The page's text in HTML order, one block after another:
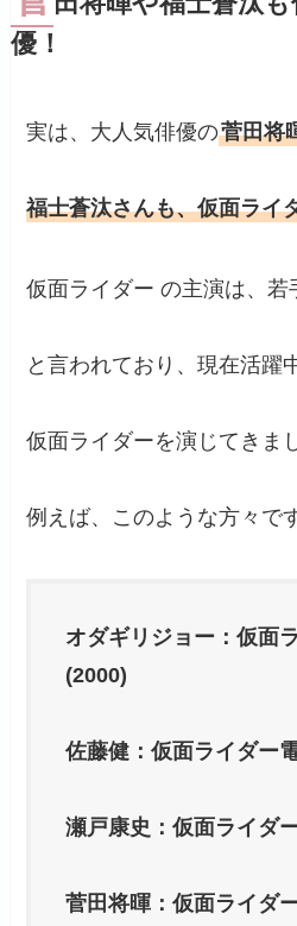
優！
実は、大人気俳優の菅田将
福士蒼汰さんも、仮面ライ
仮面ライダー の主演は、若
と言われており、現在活躍
仮面ライダーを演じてきま
例えば、このような方々で
オダギリジョー：仮面
(2000)
佐藤健：仮面ライダー
瀬戸康史：仮面ライダ
菅田将暉：仮面ライダ